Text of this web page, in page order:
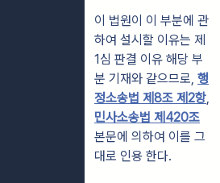
이 법원이 이 부분에 관
하여 설시할 이유는 제
1심 판결 이유 해당 부
분 기재와 같으므로, 행
정소송법 제8조 제2항,
민사소송법 제420조
본문에 의하여 이를 그
대로 인용 한다.